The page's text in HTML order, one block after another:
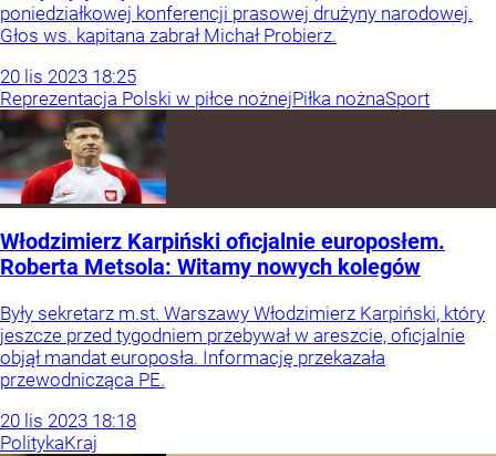
poniedziałkowej konferencji prasowej drużyny narodowej.
Głos ws. kapitana zabrał Michał Probierz.
20 lis 2023 18:25
Reprezentacja Polski w piłce nożnejPiłka nożnaSport
Włodzimierz Karpiński oficjalnie europosłem.
Roberta Metsola: Witamy nowych kolegów
Były sekretarz m.st. Warszawy Włodzimierz Karpiński, który
jeszcze przed tygodniem przebywał w areszcie, oficjalnie
objął mandat europosła. Informację przekazała
przewodnicząca PE.
20 lis 2023 18:18
PolitykaKraj